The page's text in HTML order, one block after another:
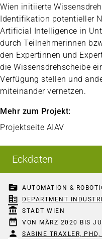
Wien initiierte
Identifikation potentieller
Artificial Intelligence in
durch Teilnehmerinnen
den Expertinnen und
die Wissensdrehscheibe
Verfügung stellen und
miteinander vernetzen.
Mehr zum Projekt:
Projektseite AIAV
Eckdaten
topic AUTOMATION &
corporate_fare DEPARTMENT
account_balance STADT WIEN
date_range VON MÄRZ 2020 BIS
person SABINE TRAXLER, PHD,